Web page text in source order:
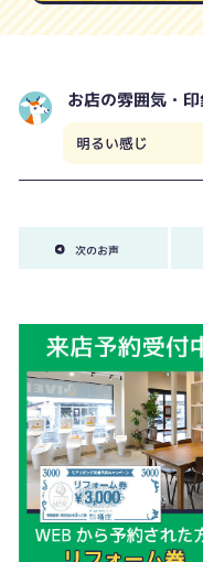
お店の雰囲気・
明るい感じ
次のお声